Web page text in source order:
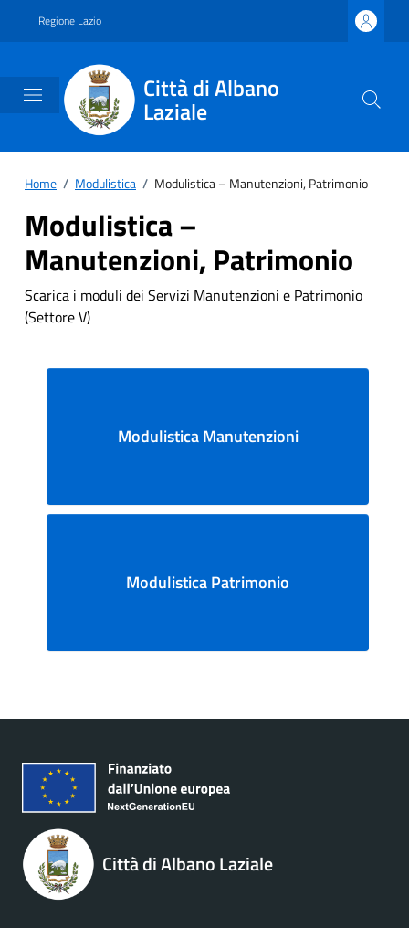
Regione Lazio
Città di Albano
Laziale
Home / Modulistica / Modulistica – Manutenzioni, Patrimonio
Modulistica –
Manutenzioni, Patrimonio
Scarica i moduli dei Servizi Manutenzioni e Patrimonio
(Settore V)
Modulistica Manutenzioni
Modulistica Patrimonio
Città di Albano Laziale